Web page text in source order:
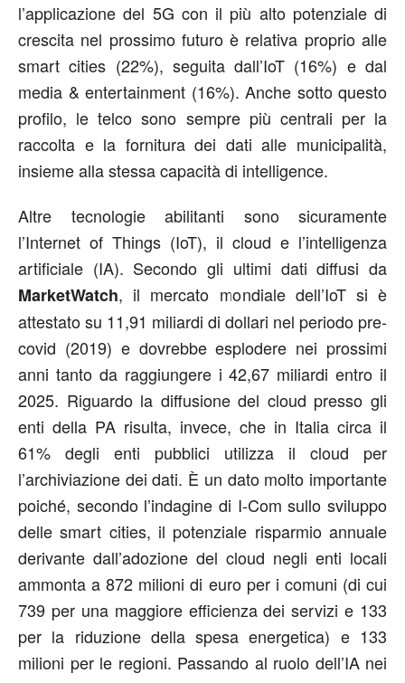
l’applicazione del 5G con il più alto potenziale di
crescita nel prossimo futuro è relativa proprio alle
smart cities (22%), seguita dall’IoT (16%) e dal
media & entertainment (16%). Anche sotto questo
profilo, le telco sono sempre più centrali per la
raccolta e la fornitura dei dati alle municipalità,
insieme alla stessa capacità di intelligence.
Altre tecnologie abilitanti sono sicuramente
l’Internet of Things (IoT), il cloud e l’intelligenza
artificiale (IA). Secondo gli ultimi dati diffusi da
MarketWatch, il mercato mondiale dell’IoT si è
attestato su 11,91 miliardi di dollari nel periodo pre-
covid (2019) e dovrebbe esplodere nei prossimi
anni tanto da raggiungere i 42,67 miliardi entro il
2025. Riguardo la diffusione del cloud presso gli
enti della PA risulta, invece, che in Italia circa il
61% degli enti pubblici utilizza il cloud per
l’archiviazione dei dati. È un dato molto importante
poiché, secondo l’indagine di I-Com sullo sviluppo
delle smart cities, il potenziale risparmio annuale
derivante dall’adozione del cloud negli enti locali
ammonta a 872 milioni di euro per i comuni (di cui
739 per una maggiore efficienza dei servizi e 133
per la riduzione della spesa energetica) e 133
milioni per le regioni. Passando al ruolo dell’IA nei